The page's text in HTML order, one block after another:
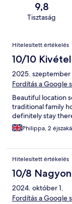
9,8
Tisztaság
Értékelések
Hitelesített értékelés
10/10
2025. szeptember
Fordítás a Google
Beautiful location
traditional family
definitely stay
Philippa, 2
Hitelesített értékelés
10/8
2024. október 1.
Fordítás a Google